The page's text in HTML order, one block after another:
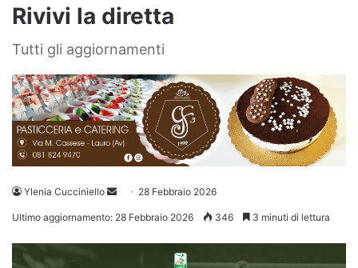
Rivivi la diretta
Tutti gli aggiornamenti
Ylenia Cucciniello
Invia 28 Febbraio 2026
Ultimo aggiornamento: 28 Febbraio 2026 346 3 minuti di lettura